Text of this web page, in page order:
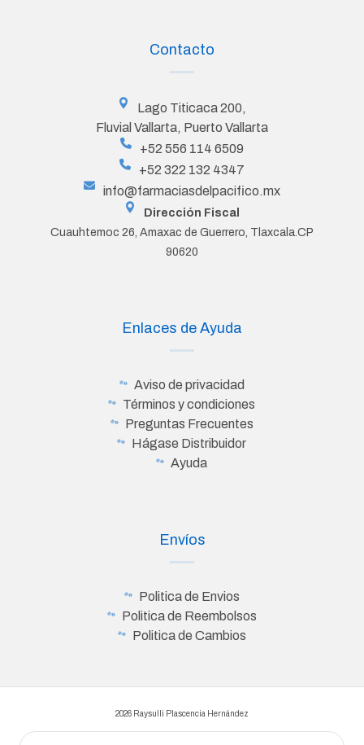
Contacto
Lago Titicaca 200,
Fluvial Vallarta, Puerto Vallarta
+52 556 114 6509
+52 322 132 4347
info@farmaciasdelpacifico.mx
Dirección Fiscal
Cuauhtemoc 26, Amaxac de Guerrero, Tlaxcala.CP
90620
Enlaces de Ayuda
Aviso de privacidad
Términos y condiciones
Preguntas Frecuentes
Hágase Distribuidor
Ayuda
Envíos
Politica de Envios
Politica de Reembolsos
Politica de Cambios
2026 Raysulli Plascencia Hernández